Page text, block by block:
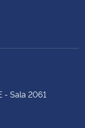
- Sala 2061